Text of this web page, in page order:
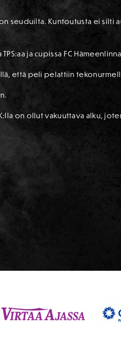
seuduilta. Kuntoutusta ei silti
ja cupissa FC
että peli pelattiin
on ollut vakuuttava alku,